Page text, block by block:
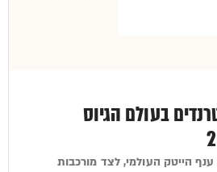
בעולם הגיוס
הייטק העולמי, לצד מורכבות